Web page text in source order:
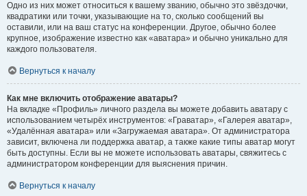
Одно из них может относиться к вашему званию, обычно это звёздочки,
квадратики или точки, указывающие на то, сколько сообщений вы
оставили, или на ваш статус на конференции. Другое, обычно более
крупное, изображение известно как «аватара» и обычно уникально для
каждого пользователя.
Вернуться к началу
Как мне включить отображение аватары?
На вкладке «Профиль» личного раздела вы можете добавить аватару с
использованием четырёх инструментов: «Граватар», «Галерея аватар»,
«Удалённая аватара» или «Загружаемая аватара». От администратора
зависит, включена ли поддержка аватар, а также какие типы аватар могут
быть доступны. Если вы не можете использовать аватары, свяжитесь с
администратором конференции для выяснения причин.
Вернуться к началу